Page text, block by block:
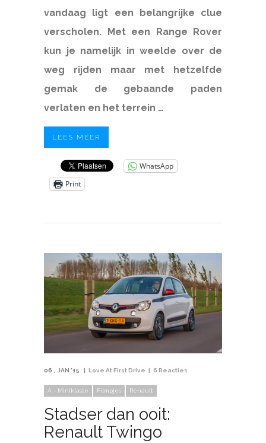
vandaag ligt een belangrijke clue
verscholen. Met een Range Rover
kun je namelijk in weelde over de
weg rijden maar met hetzelfde
gemak de gebaande paden
verlaten en het terrein …
LEES MEER
WhatsApp
Print
06 JAN '15 Love At First Drive 6 Reacties
A - Miniklasse Filmpjes Renault
Stadser dan ooit:
Renault Twingo